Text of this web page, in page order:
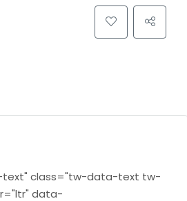
class="tw-data-text tw-
data-